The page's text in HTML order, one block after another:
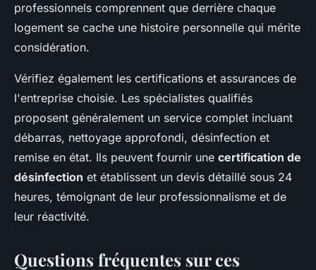
professionnels comprennent que derrière chaque
logement se cache une histoire personnelle qui mérite
considération.
Vérifiez également les certifications et assurances de
l'entreprise choisie. Les spécialistes qualifiés
proposent généralement un service complet incluant
débarras, nettoyage approfondi, désinfection et
remise en état. Ils peuvent fournir une certification de
désinfection et établissent un devis détaillé sous 24
heures, témoignant de leur professionnalisme et de
leur réactivité.
Questions fréquentes sur ces